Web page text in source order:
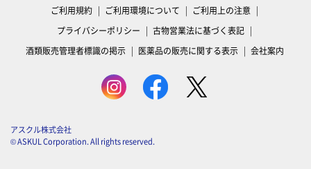
ご利用規約 ご利用環境について
ご利用上の注意
プライバシーポリシー
古物営業法に基づく表記
酒類販売管理者標識の掲示
医薬品の販売に関する表示 会社案内
アスクル株式会社
© ASKUL Corporation. All rights reserved.